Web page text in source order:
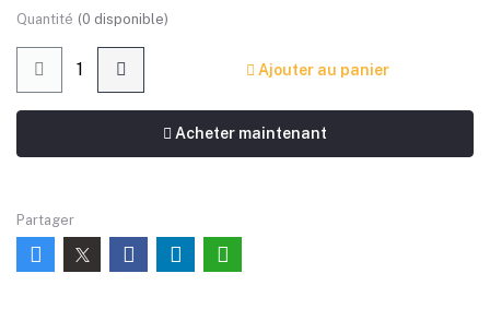
Quantité (0 disponible)
Ajouter au panier
Acheter maintenant
Partager